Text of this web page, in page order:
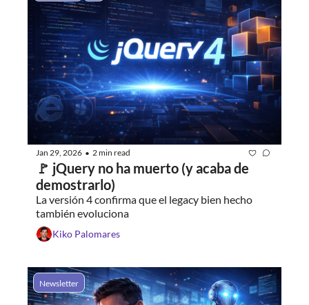
Jan 29, 2026 • 2 min read
🚩 jQuery no ha muerto (y acaba de
demostrarlo)
La versión 4 confirma que el legacy bien hecho
también evoluciona
Kiko Palomares
Newsletter